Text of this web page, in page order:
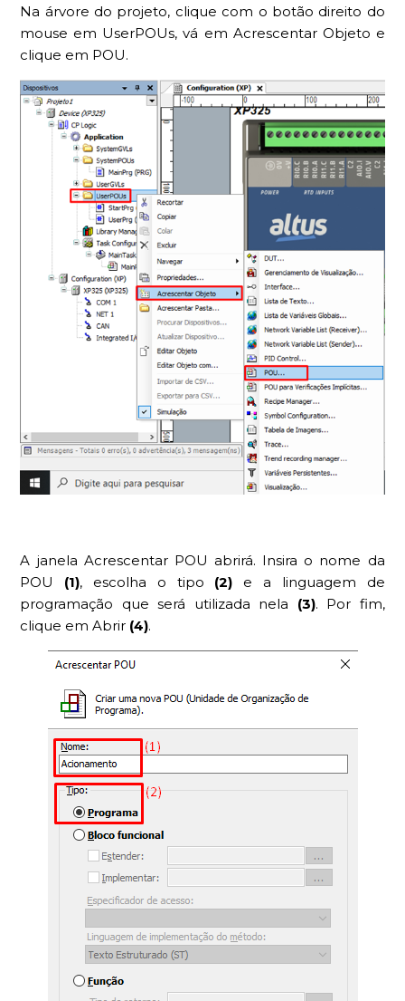
Na árvore do projeto, clique com o botão direito do
mouse em UserPOUs, vá em Acrescentar Objeto e
clique em POU.
A janela Acrescentar POU abrirá. Insira o nome da
POU (1), escolha o tipo (2) e a linguagem de
programação que será utilizada nela (3). Por fim,
clique em Abrir (4).